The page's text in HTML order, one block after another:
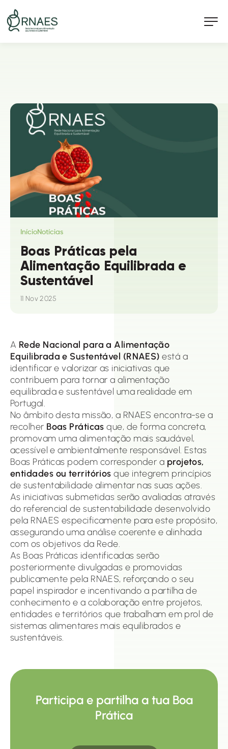
InícioNotícias
Boas Práticas pela
Alimentação Equilibrada e
Sustentável
11 Nov 2025
A Rede Nacional para a Alimentação
Equilibrada e Sustentável (RNAES) está a
identificar e valorizar as iniciativas que
contribuem para tornar a alimentação
equilibrada e sustentável uma realidade em
Portugal.
No âmbito desta missão, a RNAES encontra-se a
recolher Boas Práticas que, de forma concreta,
promovam uma alimentação mais saudável,
acessível e ambientalmente responsável. Estas
Boas Práticas podem corresponder a projetos,
entidades ou territórios que integrem princípios
de sustentabilidade alimentar nas suas ações.
As iniciativas submetidas serão avaliadas através
do referencial de sustentabilidade desenvolvido
pela RNAES especificamente para este propósito,
assegurando uma análise coerente e alinhada
com os objetivos da Rede.
As Boas Práticas identificadas serão
posteriormente divulgadas e promovidas
publicamente pela RNAES, reforçando o seu
papel inspirador e incentivando a partilha de
conhecimento e a colaboração entre projetos,
entidades e territórios que trabalham em prol de
sistemas alimentares mais equilibrados e
sustentáveis.
Participa e partilha a tua Boa
Prática